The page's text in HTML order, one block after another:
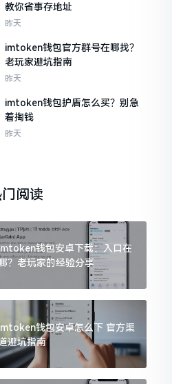
教你省事存地址
昨天
imtoken钱包官方群号在哪找？
老玩家避坑指南
昨天
imtoken钱包护盾怎么买？别急
着掏钱
昨天
阅读
钱包安卓下载：入口在
？老玩家的经验分享
钱包安卓怎么下 官方渠
避坑指南